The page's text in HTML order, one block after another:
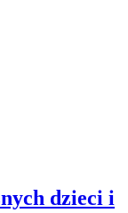
dzieci i